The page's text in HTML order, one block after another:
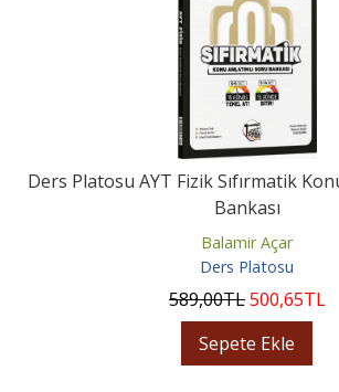
Ders Platosu AYT Fizik Sıfırmatik
Bankası
Balamir Açar
Ders Platosu
589,00TL500,65TL
Sepete Ekle